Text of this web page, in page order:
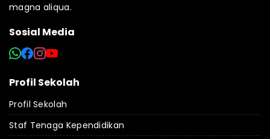
magna aliqua.
Sosial Media
Profil Sekolah
Profil Sekolah
Staf Tenaga Kependidikan